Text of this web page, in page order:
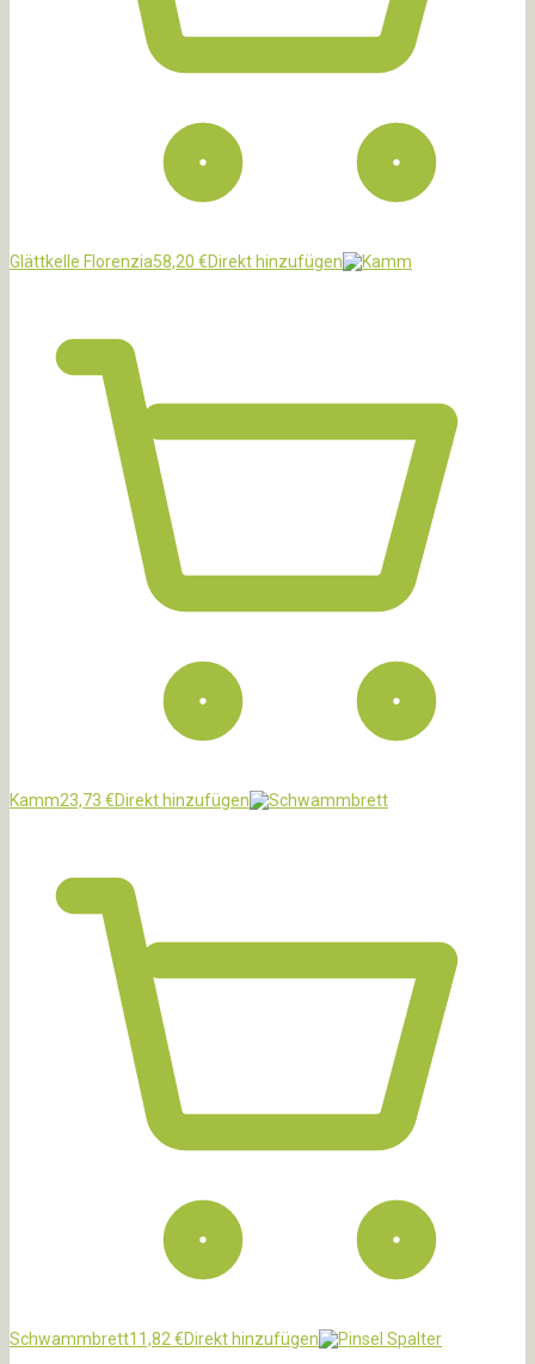
Glättkelle Florenzia58,20 €Direkt hinzufügen
Kamm23,73 €Direkt hinzufügen
Schwammbrett11,82 €Direkt hinzufügen